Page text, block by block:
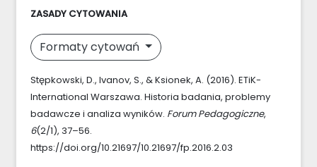
ZASADY CYTOWANIA
Formaty cytowań
Stępkowski, D., Ivanov, S., & Ksionek, A. (2016). ETiK-
International Warszawa. Historia badania, problemy
badawcze i analiza wyników. Forum Pedagogiczne,
6(2/1), 37–56.
https://doi.org/10.21697/10.21697/fp.2016.2.03